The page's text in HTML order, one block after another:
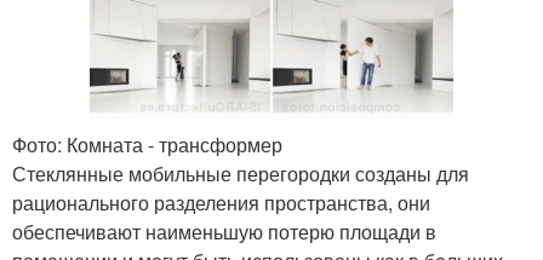
Фото: Комната - трансформер
Стеклянные мобильные перегородки созданы для
рационального разделения пространства, они
обеспечивают наименьшую потерю площади в